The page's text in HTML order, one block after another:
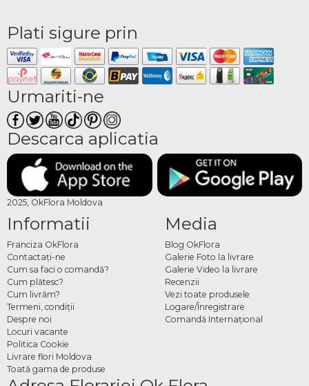
Plati sigure prin
Urmariti-ne
Descarca aplicatia
2025, OkFlora Moldova
Informatii
Franciza OkFlora
Contactaţi-ne
Cum sa faci o comandă?
Cum plătesc?
Cum livrăm?
Termeni, condiţii
Despre noi
Locuri vacante
Politica Cookie
Livrare flori Moldova
Toată gama de produse
Media
Blog OkFlora
Galerie Foto la livrare
Galerie Video la livrare
Recenzii
Vezi toate produsele
Logare/Înregistrare
Comandă Internațional